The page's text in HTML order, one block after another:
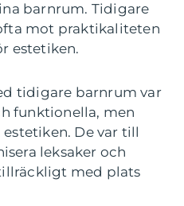
barnrum. Tidigare
mot praktikaliteten
estetiken.
tidigare barnrum var
funktionella, men
De var till
leksaker och
med plats